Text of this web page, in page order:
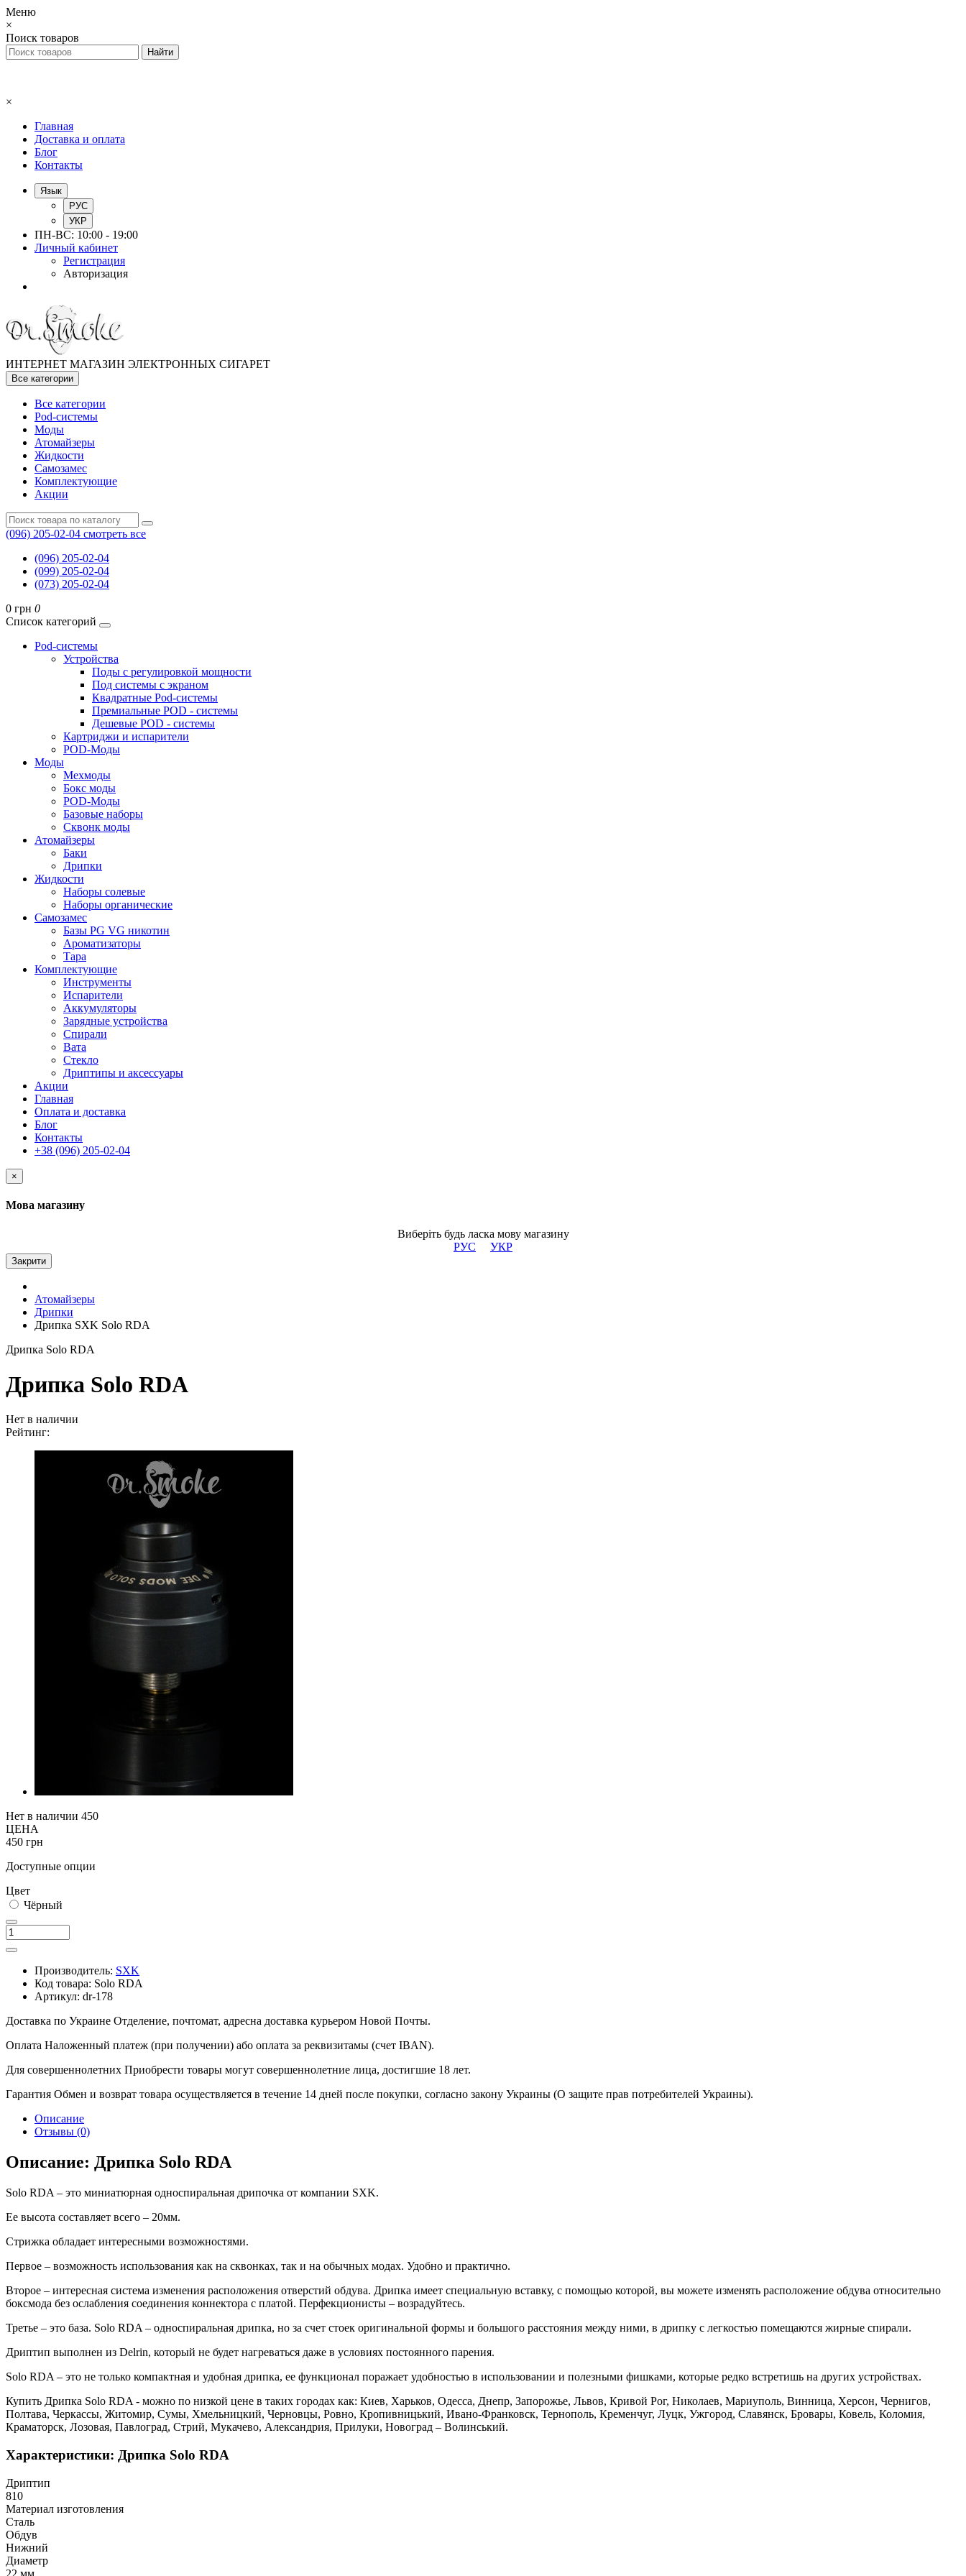
Меню
×
Поиск товаров
×
Главная
Доставка и оплата
Блог
Контакты
Язык
РУС
УКР
ПН-ВС: 10:00 - 19:00
Личный кабинет
Регистрация
Авторизация
ИНТЕРНЕТ МАГАЗИН ЭЛЕКТРОННЫХ СИГАРЕТ
Все категории
Все категории
Pod-системы
Моды
Атомайзеры
Жидкости
Самозамес
Комплектующие
Акции
(096) 205-02-04 смотреть все
(096) 205-02-04
(099) 205-02-04
(073) 205-02-04
0 грн 0
Список категорий
Pod-системы
Устройства
Поды с регулировкой мощности
Под системы с экраном
Квадратные Pod-системы
Премиальные POD - системы
Дешевые POD - системы
Картриджи и испарители
POD-Моды
Моды
Мехмоды
Бокс моды
POD-Моды
Базовые наборы
Сквонк моды
Атомайзеры
Баки
Дрипки
Жидкости
Наборы солевые
Наборы органические
Самозамес
Базы PG VG никотин
Ароматизаторы
Тара
Комплектующие
Инструменты
Испарители
Аккумуляторы
Зарядные устройства
Спирали
Вата
Стекло
Дриптипы и аксессуары
Акции
Главная
Оплата и доставка
Блог
Контакты
+38 (096) 205-02-04
×
Мова магазину
Виберіть будь ласка мову магазину
РУС
УКР
Закрити
Атомайзеры
Дрипки
Дрипка SXK Solo RDA
Дрипка Solo RDA
Дрипка Solo RDA
Нет в наличии
Рейтинг:
Нет в наличии 450
ЦЕНА
450 грн
Доступные опции
Цвет
Чёрный
Производитель: SXK
Код товара: Solo RDA
Артикул: dr-178
Доставка по Украине Отделение, почтомат, адресна доставка курьером Новой Почты.
Оплата Наложенный платеж (при получении) або оплата за реквизитамы (счет IBAN).
Для совершеннолетних Приобрести товары могут совершеннолетние лица, достигшие 18 лет.
Гарантия Обмен и возврат товара осуществляется в течение 14 дней после покупки, согласно закону Украины (О защите прав потребителей Украины).
Описание
Отзывы (0)
Описание: Дрипка Solo RDA
Solo RDA – это миниатюрная односпиральная дрипочка от компании SXK.
Ее высота составляет всего – 20мм.
Стрижка обладает интересными возможностями.
Первое – возможность использования как на сквонках, так и на обычных модах. Удобно и практично.
Второе – интересная система изменения расположения отверстий обдува. Дрипка имеет специальную вставку, с помощью которой, вы можете изменять расположение обдува относительно
боксмода без ослабления соединения коннектора с платой. Перфекционисты – возрадуйтесь.
Третье – это база. Solo RDA – односпиральная дрипка, но за счет стоек оригинальной формы и большого расстояния между ними, в дрипку с легкостью помещаются жирные спирали.
Дриптип выполнен из Delrin, который не будет нагреваться даже в условиях постоянного парения.
Solo RDA – это не только компактная и удобная дрипка, ее функционал поражает удобностью в использовании и полезными фишками, которые редко встретишь на других устройствах.
Купить Дрипка Solo RDA - можно по низкой цене в таких городах как: Киев, Харьков, Одесса, Днепр, Запорожье, Львов, Кривой Рог, Николаев, Мариуполь, Винница, Херсон, Чернигов,
Полтава, Черкассы, Житомир, Сумы, Хмельницкий, Черновцы, Ровно, Кропивницький, Ивано-Франковск, Тернополь, Кременчуг, Луцк, Ужгород, Славянск, Бровары, Ковель, Коломия,
Краматорск, Лозовая, Павлоград, Стрий, Мукачево, Александрия, Прилуки, Новоград – Волинський.
Характеристики: Дрипка Solo RDA
Дриптип
810
Материал изготовления
Сталь
Обдув
Нижний
Диаметр
22 мм